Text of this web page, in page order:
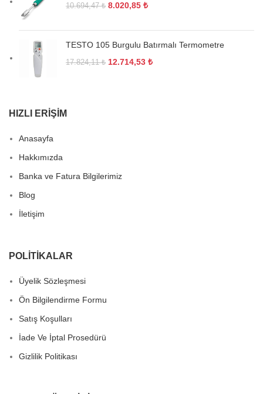
10.694,47₺ 8.020,85 ₺
TESTO 105 Burgulu Batırmalı Termometre
17.824,11₺ 12.714,53 ₺
HIZLI ERIŞIM
Anasayfa
Hakkımızda
Banka ve Fatura Bilgilerimiz
Blog
İletişim
POLITIKALAR
Üyelik Sözleşmesi
Ön Bilgilendirme Formu
Satış Koşulları
İade Ve İptal Prosedürü
Gizlilik Politikası